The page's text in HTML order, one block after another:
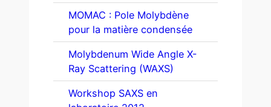
MOMAC : Pole Molybdène
pour la matière condensée
Molybdenum Wide Angle X-
Ray Scattering (WAXS)
Workshop SAXS en